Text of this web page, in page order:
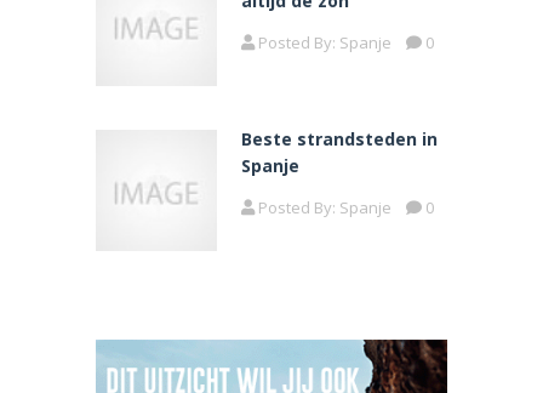
Posted By: Spanje 0
Beste strandsteden in
Spanje
Posted By: Spanje 0